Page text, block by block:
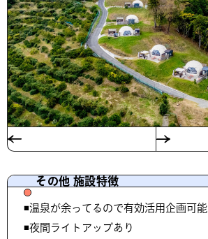
その他 施設特徴
◾️温泉が余ってるので有効活用企画可能
◾️夜間ライトアップあり